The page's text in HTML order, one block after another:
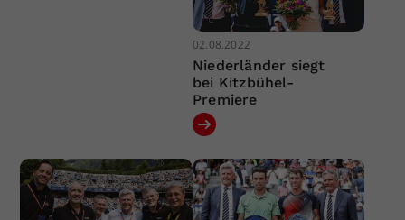
02.08.2022
Niederländer siegt
bei Kitzbühel-
Premiere